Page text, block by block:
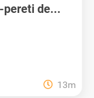
de...
13m